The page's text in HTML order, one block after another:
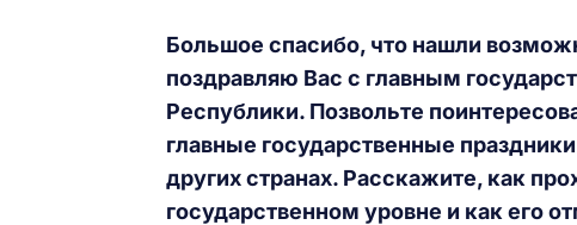
Большое спасибо, что нашли
поздравляю Вас с главным
Республики. Позвольте
главные государственные
других странах. Расскажите, как
государственном уровне и как его